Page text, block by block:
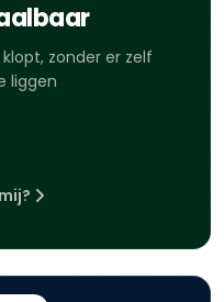
zonder er zelf
liggen